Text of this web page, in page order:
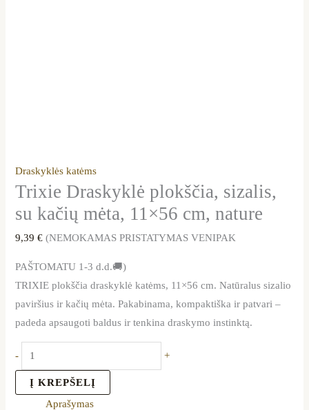
Draskyklės katėms
Trixie Draskyklė plokščia, sizalis,
su kačių mėta, 11×56 cm, nature
9,39€ (NEMOKAMAS PRISTATYMAS VENIPAK
PAŠTOMATU 1-3 d.d.🚚)
TRIXIE plokščia draskyklė katėms, 11×56 cm. Natūralus sizalio
paviršius ir kačių mėta. Pakabinama, kompaktiška ir patvari –
padeda apsaugoti baldus ir tenkina draskymo instinktą.
- +
Į KREPŠELĮ
Aprašymas